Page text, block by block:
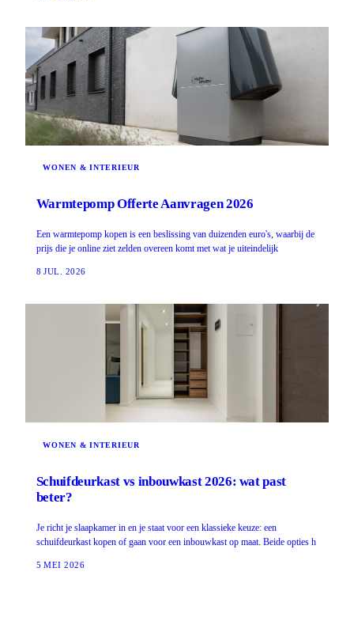
WONEN & INTERIEUR
Warmtepomp Offerte Aanvragen 2026
Een warmtepomp kopen is een beslissing van duizenden euro's, waarbij de
prijs die je online ziet zelden overeen komt met wat je uiteindelijk
8 JUL. 2026
WONEN & INTERIEUR
Schuifdeurkast vs inbouwkast 2026: wat past
beter?
Je richt je slaapkamer in en je staat voor een klassieke keuze: een
schuifdeurkast kopen of gaan voor een inbouwkast op maat. Beide opties h
5 MEI 2026